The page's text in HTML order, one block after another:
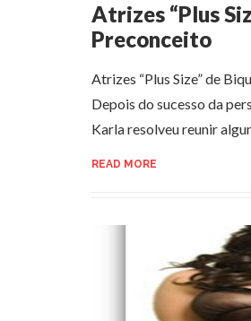
Atrizes “Plus
Preconceito
Atrizes “Plus Size” de
Depois do sucesso da
Karla resolveu reunir
READ MORE